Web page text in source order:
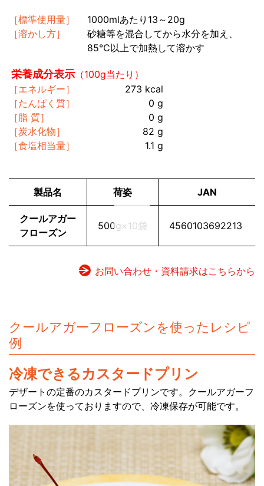
［標準使用量］
1000mlあたり13～20g
［溶かし方］
砂糖等を混合してから水分を加え、
85℃以上で加熱して溶かす
栄養成分表示 （100g当たり）
［エネルギー］
273 kcal
［たんぱく質］
0 g
［脂 質］
0 g
［炭水化物］
82 g
［食塩相当量］
1.1 g
製品名 荷姿 JAN
クールアガー
フローズン
500g×10袋 4560103692213
お問い合わせ・資料請求はこちらから
クールアガーフローズンを使ったレシピ
例
冷凍できるカスタードプリン
デザートの定番のカスタードプリンです。クールアガーフ
ローズンを使っておりますので、冷凍保存が可能です。